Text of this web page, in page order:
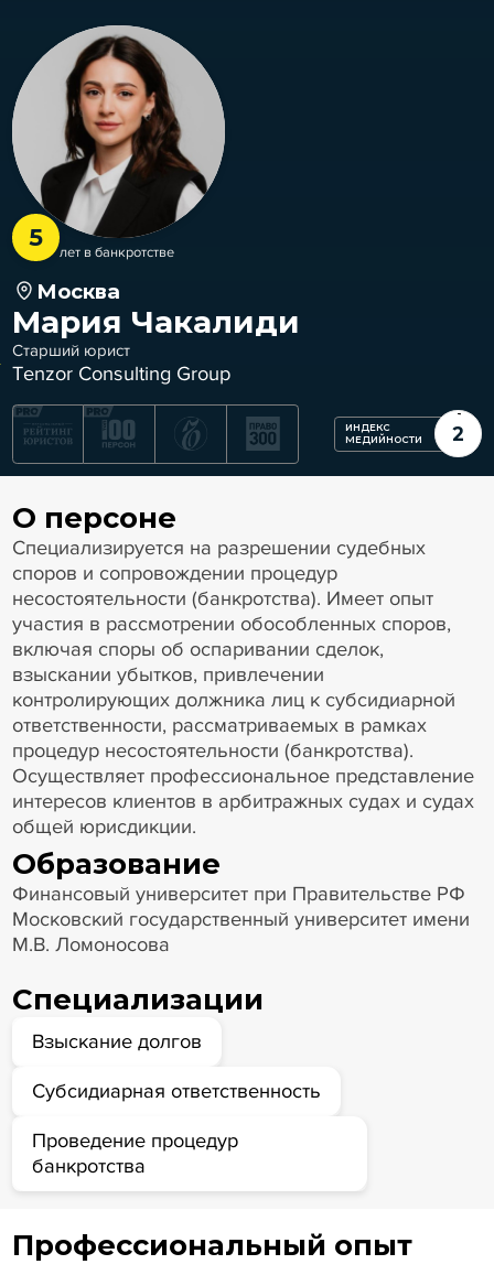
5
лет в банкротстве
Москва
Мария Чакалиди
Старший юрист
Tenzor Consulting Group
ИНДЕКС
МЕДИЙНОСТИ
2
О персоне
Специализируется на разрешении судебных
споров и сопровождении процедур
несостоятельности (банкротства). Имеет опыт
участия в рассмотрении обособленных споров,
включая споры об оспаривании сделок,
взыскании убытков, привлечении
контролирующих должника лиц к субсидиарной
ответственности, рассматриваемых в рамках
процедур несостоятельности (банкротства).
Осуществляет профессиональное представление
интересов клиентов в арбитражных судах и судах
общей юрисдикции.
Образование
Финансовый университет при Правительстве РФ
Московский государственный университет имени
М.В. Ломоносова
Специализации
Взыскание долгов
Субсидиарная ответственность
Проведение процедур
банкротства
Профессиональный опыт